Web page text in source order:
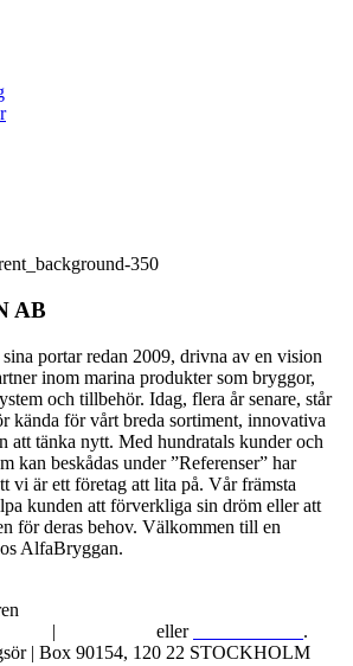
AB
portar redan 2009, drivna av en vision
inom marina produkter som bryggor,
och tillbehör. Idag, flera år senare, står
kända för vårt breda sortiment, innovativa
att tänka nytt. Med hundratals kunder och
kan beskådas under ”Referenser” har
vi är ett företag att lita på. Vår främsta
kunden att förverkliga sin dröm eller att
för deras behov. Välkommen till en
AlfaBryggan.
| eller
.
| Box 90154, 120 22 STOCKHOLM